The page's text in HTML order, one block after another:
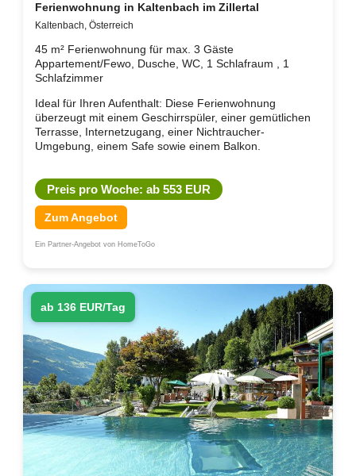
Ferienwohnung in Kaltenbach im Zillertal
Kaltenbach, Österreich
45 m² Ferienwohnung für max. 3 Gäste
Appartement/Fewo, Dusche, WC, 1 Schlafraum , 1
Schlafzimmer
Ideal für Ihren Aufenthalt: Diese Ferienwohnung
überzeugt mit einem Geschirrspüler, einer gemütlichen
Terrasse, Internetzugang, einer Nichtraucher-
Umgebung, einem Safe sowie einem Balkon.
Preis pro Woche: ab 553 EUR
Zum Angebot
Ein Partner-Angebot von HomeToGo
ab 136 EUR/Tag